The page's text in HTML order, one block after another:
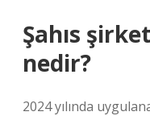
Şahıs
nedir?
2024 yılında